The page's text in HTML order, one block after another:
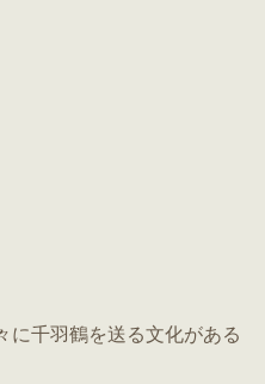
に千羽鶴を送る文化がある